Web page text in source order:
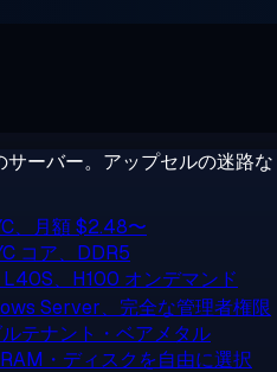
ーバー。アップセルの迷路
、月額 $2.48〜
コア、DDR5
、H100 オンデマンド
Server、完全な管理者権限
テナント・ベアメタル
・ディスクを自由に選択